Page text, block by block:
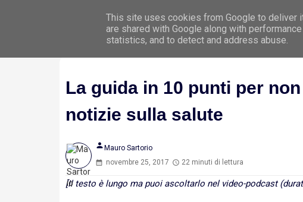
Home
La guida in 10 punti per
notizie sulla salute
person Mauro Sartorio
novembre 25, 2017
22 minuti di lettura
[Il testo è lungo ma puoi ascoltarlo nel video-podcast
This site uses cookies from Google to deliver
are shared with Google along with
statistics, and to detect and address abuse.